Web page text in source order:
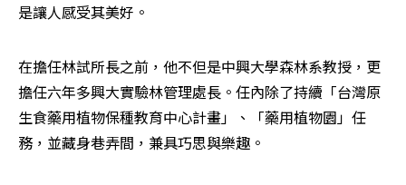
是讓人感受其美好。
在擔任林試所長之前，他不但是中興大學森林系教授，更
擔任六年多興大實驗林管理處長。任內除了持續「台灣原
生食藥用植物保種教育中心計畫」、「藥用植物園」任
務，並藏身巷弄間，兼具巧思與樂趣。